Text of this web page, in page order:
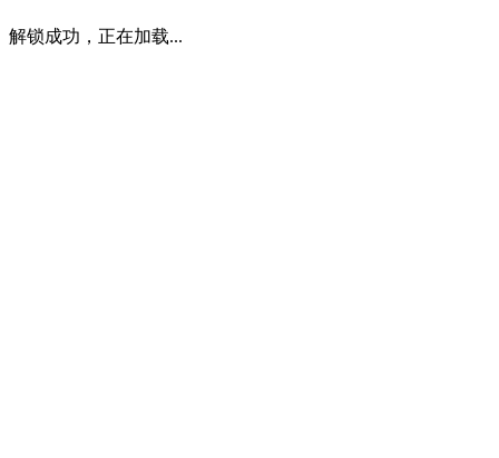
解锁成功，正在加载...